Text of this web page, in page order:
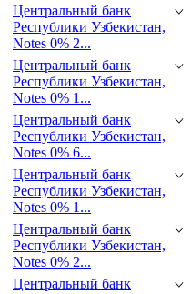
Центральный банк
Республики Узбекистан,
Notes 0% 2...
Центральный банк
Республики Узбекистан,
Notes 0% 2...
Центральный банк
Республики Узбекистан,
Notes 0% 1...
Центральный банк
Республики Узбекистан,
Notes 0% 6...
Центральный банк
Республики Узбекистан,
Notes 0% 1...